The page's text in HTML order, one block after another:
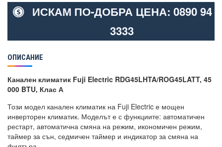
ИСКАМ ПО-ДОБРА ЦЕНА: 0890 94
3333
ОПИСАНИЕ
Канален климатик Fuji Electric RDG45LHTA/ROG45LATT, 45
000 BTU, Клас А
Този модел канален климатик на Fuji Electric е мощен
инверторен климатик. Моделът е с функциите: автоматичен
рестарт, автоматична смяна на режим, икономичен режим,
таймер за сън, седмичен таймер и индикатор за смяна на